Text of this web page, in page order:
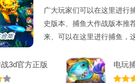
广大玩家们可以在这里进行
史版本、捕鱼大作战版本推
来、可以在这里进行捕鱼，
3d官方正版
新
电玩
载